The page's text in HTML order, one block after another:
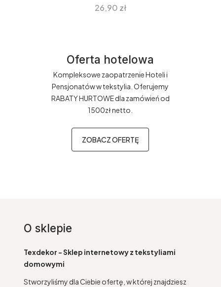
Cena
26,90 zł
Oferta hotelowa
Kompleksowe zaopatrzenie Hoteli i
Pensjonatów w tekstylia. Oferujemy
RABATY HURTOWE dla zamówień od
1500zł netto.
ZOBACZ OFERTĘ
O sklepie
Texdekor - Sklep internetowy z tekstyliami
domowymi
Stworzyliśmy dla Ciebie ofertę, w której znajdziesz